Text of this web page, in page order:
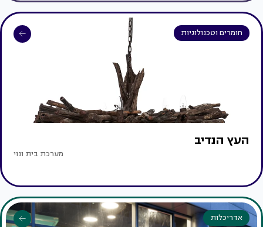
חומרים וטכנולוגיות
העץ הנדיב
מערכת בית ונוי
אדריכלות